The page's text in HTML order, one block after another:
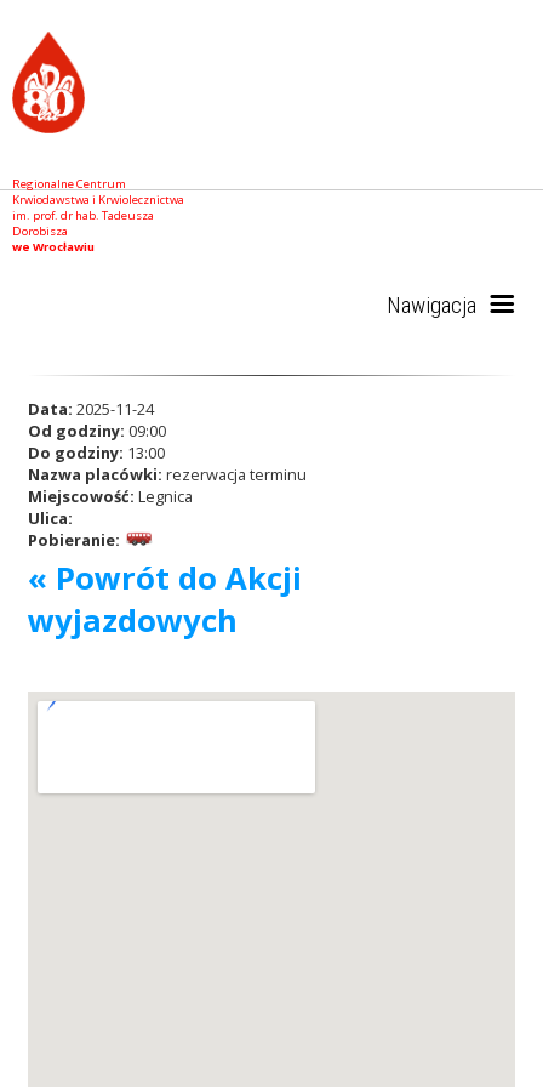
Regionalne Centrum
Krwiodawstwa i Krwiolecznictwa
im. prof. dr hab. Tadeusza
Dorobisza
we Wrocławiu
Nawigacja
RCKiK
Akcje wyjazdowe
Krwiodawcy
Szpitale
Data: 2025-11-24
Od godziny: 09:00
Do godziny: 13:00
Nazwa placówki: rezerwacja terminu
Miejscowość: Legnica
Ulica:
Pobieranie:
« Powrót do Akcji
wyjazdowych